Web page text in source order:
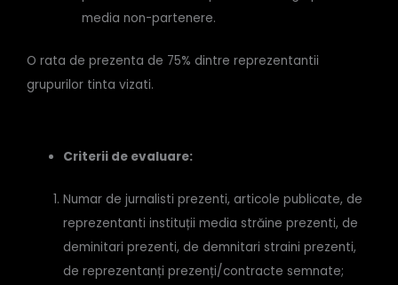
media non-partenere.
O rata de prezenta de 75% dintre reprezentantii
grupurilor tinta vizati.
Criterii de evaluare:
Numar de jurnalisti prezenti, articole publicate, de
reprezentanti instituții media străine prezenti, de
deminitari prezenti, de demnitari straini prezenti,
de reprezentanți prezenți/contracte semnate;